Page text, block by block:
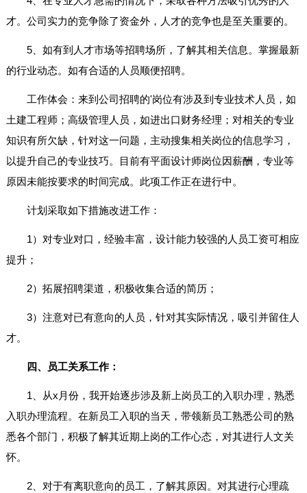
才。公司实力的竞争除了资金外，人才的竞争也是至关重要的。
5、如有到人才市场等招聘场所，了解其相关信息。掌握最新
的行业动态。如有合适的人员顺便招聘。
工作体会：来到公司招聘的'岗位有涉及到专业技术人员，如
土建工程师；高级管理人员，如进出口财务经理；对相关的专业
知识有所欠缺，针对这一问题，主动搜集相关岗位的信息学习，
以提升自己的专业技巧。目前有平面设计师岗位因薪酬，专业等
原因未能按要求的时间完成。此项工作正在进行中。
计划采取如下措施改进工作：
1）对专业对口，经验丰富，设计能力较强的人员工资可相应
提升；
2）拓展招聘渠道，积极收集合适的简历；
3）注意对已有意向的人员，针对其实际情况，吸引并留住人
才。
四、员工关系工作：
1、从x月份，我开始逐步涉及新上岗员工的入职办理，熟悉
入职办理流程。在新员工入职的当天，带领新员工熟悉公司的熟
悉各个部门，积极了解其近期上岗的工作心态，对其进行人文关
怀。
2、对于有离职意向的员工，了解其原因。对其进行心理疏